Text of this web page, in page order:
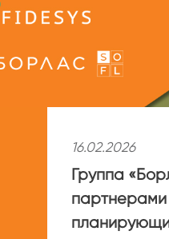
16.02.2026
Группа
партнерами